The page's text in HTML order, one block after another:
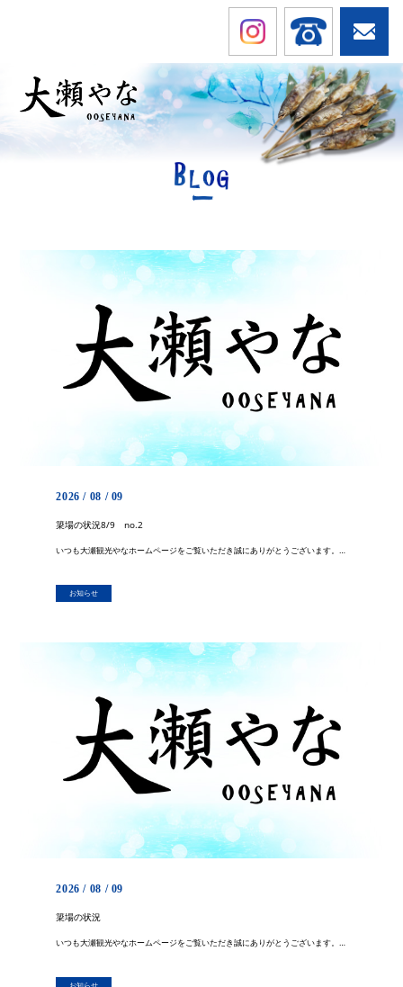
お店のご案内 お知らせ アクセス
2026 / 08 / 09
簗場の状況8/9 no.2
いつも大瀬観光やなホームページをご覧いただき誠にありがとうございます。 早朝お伝えいたしました簗場の状況の更新をいたします。 水量なりに水草の除去作業ができました。 10：00オープンいたします。 しかし、とってもとって […]
お知らせ
2026 / 08 / 09
簗場の状況
いつも大瀬観光やなホームページをご覧いただき誠にありがとうございます。 おはようございます。現在AM5:00ですが、昨夜上流で雷雨があり増水してしまいました。 今まで渇水でしたので、水位的には平水より少し高いくらいですが […]